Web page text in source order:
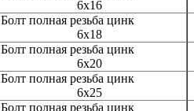
6х16
Болт полная резьба цинк
6х18
Болт полная резьба цинк
6х20
Болт полная резьба цинк
6х25
Болт полная резьба цинк